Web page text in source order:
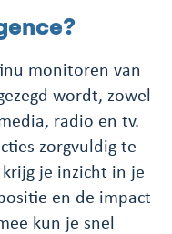
monitoren van
wordt, zowel
radio en tv.
zorgvuldig te
je inzicht in je
en de impact
kun je snel